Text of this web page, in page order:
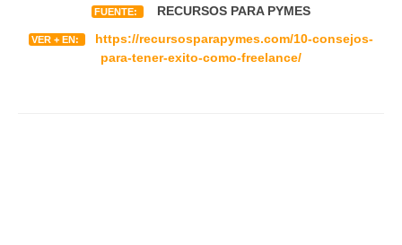
FUENTE: RECURSOS PARA PYMES
VER + EN:
https://recursosparapymes.com/10-consejos-
para-tener-exito-como-freelance/